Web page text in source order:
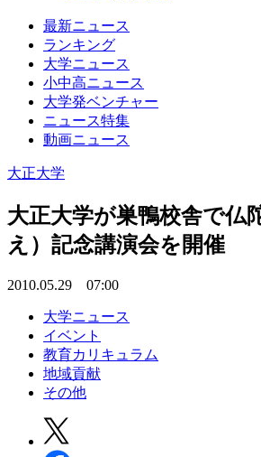
最新ニュース
ランキング
大学ニュース
小中高ニュース
大学発ベンチャー
ニュース特集
動画ニュース
大正大学
大正大学が巣鴨校舎で仏
え）記念講演会を開催
2010.05.29 07:00
大学ニュース
イベント
教育カリキュラム
地域貢献
その他